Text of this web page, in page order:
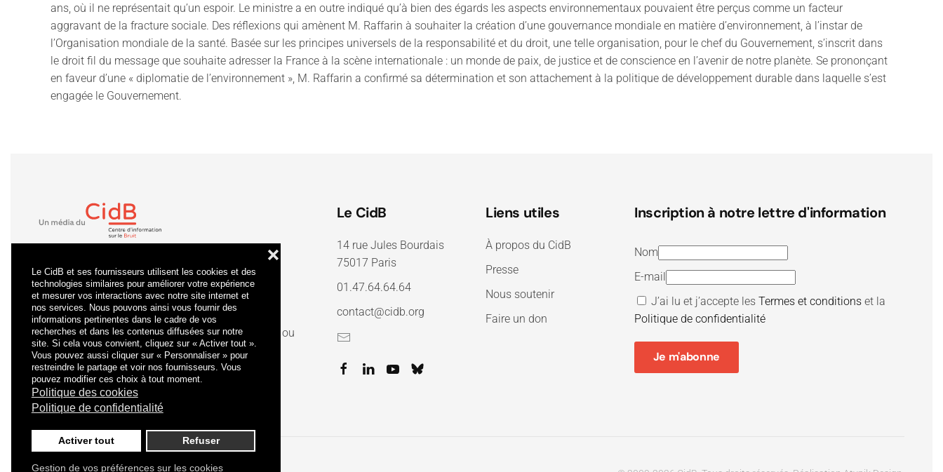
Le CidB et ses fournisseurs utilisent les cookies et des
technologies similaires pour améliorer votre expérience
et mesurer vos interactions avec notre site internet et
nos services. Nous pouvons ainsi vous fournir des
informations pertinentes dans le cadre de vos
recherches et dans les contenus diffusées sur notre
site. Si cela vous convient, cliquez sur « Activer tout ».
Vous pouvez aussi cliquer sur « Personnaliser » pour
restreindre le partage et voir nos fournisseurs. Vous
pouvez modifier ces choix à tout moment.
Politique des cookies
Politique de confidentialité
Activer tout Refuser
❌
Gestion de vos préférences sur les cookies
ans, où il ne représentait qu’un espoir. Le ministre a en outre indiqué qu’à bien des égards les aspects environnementaux pouvaient être perçus comme un facteur
aggravant de la fracture sociale. Des réflexions qui amènent M. Raffarin à souhaiter la création d’une gouvernance mondiale en matière d’environnement, à l’instar de
l’Organisation mondiale de la santé. Basée sur les principes universels de la responsabilité et du droit, une telle organisation, pour le chef du Gouvernement, s’inscrit dans
le droit fil du message que souhaite adresser la France à la scène internationale : un monde de paix, de justice et de conscience en l’avenir de notre planète. Se prononçant
en faveur d’une « diplomatie de l’environnement », M. Raffarin a confirmé sa détermination et son attachement à la politique de développement durable dans laquelle s’est
engagée le Gouvernement.
Lacertification qualité a été délivrée au titre de la ou
des catégories d'actions suivantes : actions de
formation.
Le CidB
14 rue Jules Bourdais
75017 Paris
01.47.64.64.64
contact@cidb.org
Liens utiles
À propos du CidB
Presse
Nous soutenir
Faire un don
Inscription à notre lettre d'information
Nom
E-mail
J’ai lu et j’accepte lesTermes et conditions et la
Politique de confidentialité
Je m'abonne